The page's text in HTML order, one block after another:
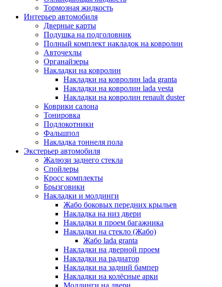
Тормозная жидкость
Интерьер автомобиля
Дверные карты
Подушка на подголовник
Полный комплект накладок на ковролин
Авточехлы
Органайзеры
Накладки на ковролин
Накладки на ковролин lada granta
Накладки на ковролин lada vesta
Накладки на ковролин renault duster
Коврики салона
Тонировка
Подлокотники
Фальшпол
Накладка тоннеля пола
Экстерьер автомобиля
Жалюзи заднего стекла
Спойлеры
Кросс комплекты
Брызговики
Накладки и молдинги
Жабо боковых передних крыльев
Накладка на низ двери
Накладки в проем багажника
Накладки на стекло (Жабо)
Жабо lada granta
Накладки на дверной проем
Накладки на радиатор
Накладки на задний бампер
Накладки на колёсные арки
Молдинги на двери